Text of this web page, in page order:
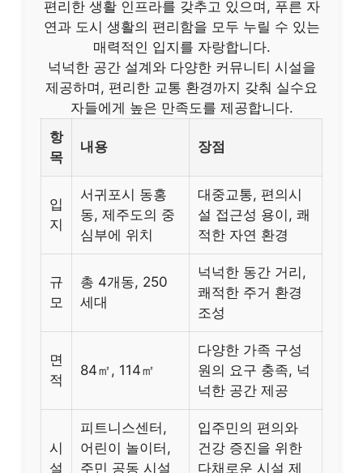
편리한 생활 인프라를 갖추고 있으며, 푸른 자
연과 도시 생활의 편리함을 모두 누릴 수 있는
매력적인 입지를 자랑합니다.
넉넉한 공간 설계와 다양한 커뮤니티 시설을
제공하며, 편리한 교통 환경까지 갖춰 실수요
자들에게 높은 만족도를 제공합니다.
항
목
내용 장점
입
지
서귀포시 동홍
동, 제주도의 중
심부에 위치
대중교통, 편의시
설 접근성 용이, 쾌
적한 자연 환경
규
모
총 4개동, 250
세대
넉넉한 동간 거리,
쾌적한 주거 환경
조성
면
적
84㎡, 114㎡
다양한 가족 구성
원의 요구 충족, 넉
넉한 공간 제공
시
설
피트니스센터,
어린이 놀이터,
주민 공동 시설
입주민의 편의와
건강 증진을 위한
다채로운 시설 제